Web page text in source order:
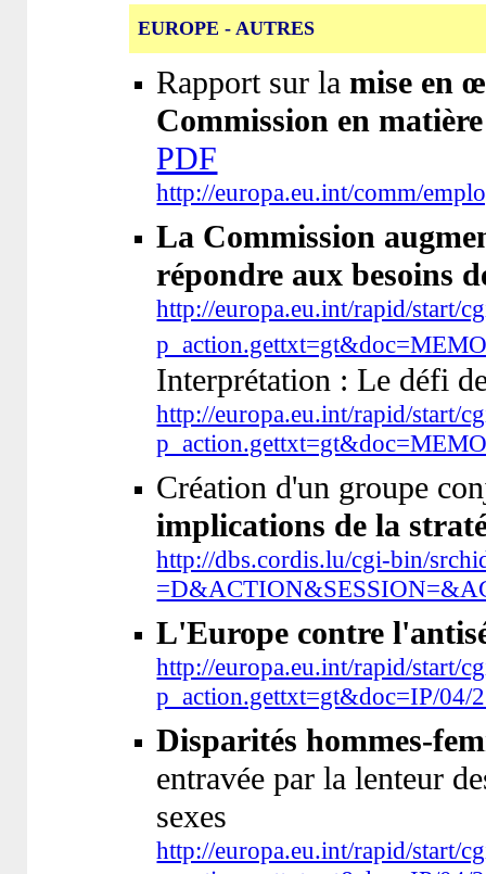
EUROPE - AUTRES
Rapport sur lamise en
Commission en
PDF
http://europa.eu.int/comm/
La Commission
répondre aux besoins
http://europa.eu.int/rapid/start/
Interprétation : Le défi
http://europa.eu.int/rapid/start/
Création d'un groupe
implications de la
http://dbs.cordis.lu/cgi-bin/
L'Europe contre
http://europa.eu.int/rapid/start/
p_action.gettxt=gt&doc=IP/
Disparités hommes-
entravée par la lenteur
sexes
http://europa.eu.int/rapid/start/